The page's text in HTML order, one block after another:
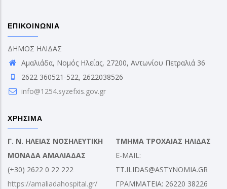
ΕΠΙΚΟΙΝΩΝΙΑ
ΔΗΜΟΣ ΗΛΙΔΑΣ
Αμαλιάδα, Νομός Ηλείας, 27200, Αντωνίου Πετραλιά 36
2622 360521-522, 2622038526
info@1254.syzefxis.gov.gr
ΧΡΗΣΙΜΑ
Γ. Ν. ΗΛΕΙΑΣ ΝΟΣΗΛΕΥΤΙΚΗ
ΜΟΝΑΔΑ ΑΜΑΛΙΑΔΑΣ
(+30) 2622 0 22 222
https://amaliadahospital.gr/
ΤΜΗΜΑ ΤΡΟΧΑΙΑΣ ΗΛΙΔΑΣ
E-MAIL:
TT.ILIDAS@ASTYNOMIA.GR
ΓΡΑΜΜΑΤΕΙΑ: 26220 38226